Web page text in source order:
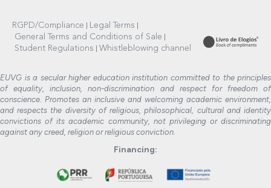
RGPD/Compliance
Legal Terms
General Terms and Conditions of Sale
Student Regulations
Whistleblowing channel
EUVG is a secular higher education institution committed to the principles
of equality, inclusion, non-discrimination and respect for freedom of
conscience. Promotes an inclusive and welcoming academic environment,
and respects the diversity of religious, philosophical, cultural and identity
convictions of its academic community, not privileging or discriminating
against any creed, religion or religious conviction.
Financing: